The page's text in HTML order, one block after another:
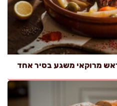
מרוקאי משגע בסיר אחד